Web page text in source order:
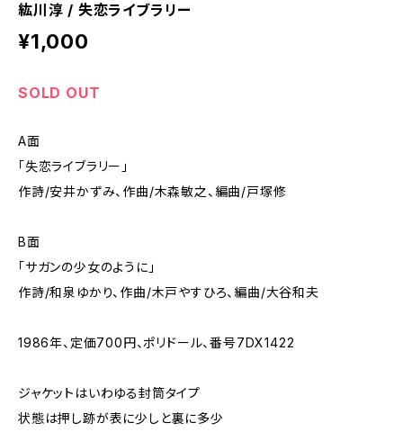
紘川淳 / 失恋ライブラリー
¥1,000
SOLD OUT
A面
「失恋ライブラリー」
作詩/安井かずみ、作曲/木森敏之、編曲/戸塚修
B面
「サガンの少女のように」
作詩/和泉ゆかり、作曲/木戸やすひろ、編曲/大谷和夫
1986年、定価700円、ポリドール、番号7DX1422
ジャケットはいわゆる封筒タイプ
状態は押し跡が表に少しと裏に多少